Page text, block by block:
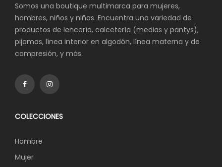
Somos una boutique multimarca para mujeres,
hombres, niños y niñas. Encuentra una variedad de
productos de lencería, calcetería (medias y pantys),
pijamas, línea interior en algodón, línea materna y de
compresión, y más.
COLECCIONES
Hombre
Mujer